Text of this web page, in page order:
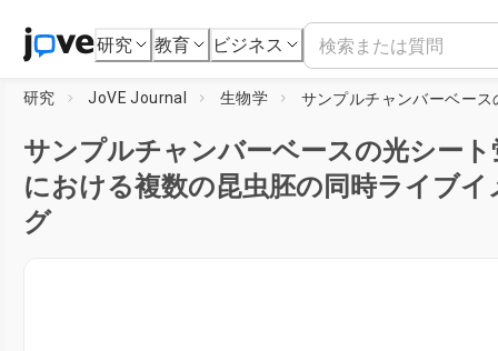
研究 教育 ビジネス
研究 JoVE Journal 生物学
サンプルチャンバーベースの光シート
における複数の昆虫胚の同時ライブイ
グ